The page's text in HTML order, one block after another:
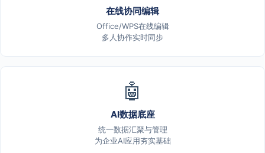
在线协同编辑
Office/WPS在线编辑
多人协作实时同步
🤖
AI数据底座
统一数据汇聚与管理
为企业AI应用夯实基础